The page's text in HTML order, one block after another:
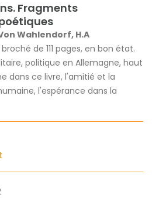
Fragments
Wahlendorf, H.A
de 111 pages, en bon état.
politique en Allemagne, haut
dans ce livre, l'amitié et la
l'espérance dans la